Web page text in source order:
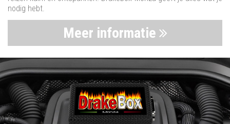
nodig hebt.
Meer informatie